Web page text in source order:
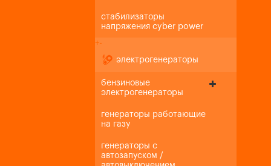
стабилизаторы
напряжения cyber power
+-
электрогенераторы
бензиновые
электрогенераторы
генераторы работающие
на газу
генераторы с
автозапуском /